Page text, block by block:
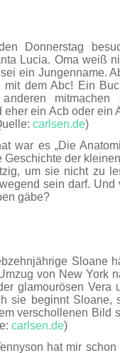
Donnerstag
Lucia. Oma weiß
ein Jungenname.
dem Abc! Ein
ein Acb oder ein
carlsen.de)
war es „Die
der
um sie nicht zu
sein darf.
gäbe?
Sloane
von New York
glamourösen Vera
sie beginnt Sloane,
verschollenen Bild
carlsen.de)
hat mir